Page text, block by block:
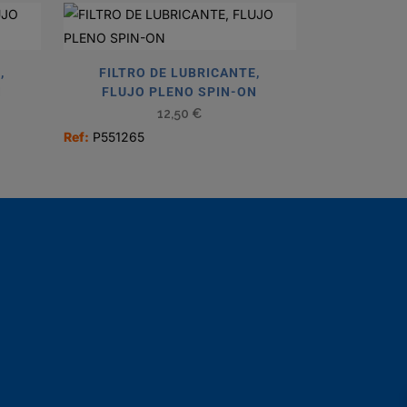
FILTRO DE LUBRICANTE,
FLUJO PLENO SPIN-ON
12,50 €
Ref: P551265